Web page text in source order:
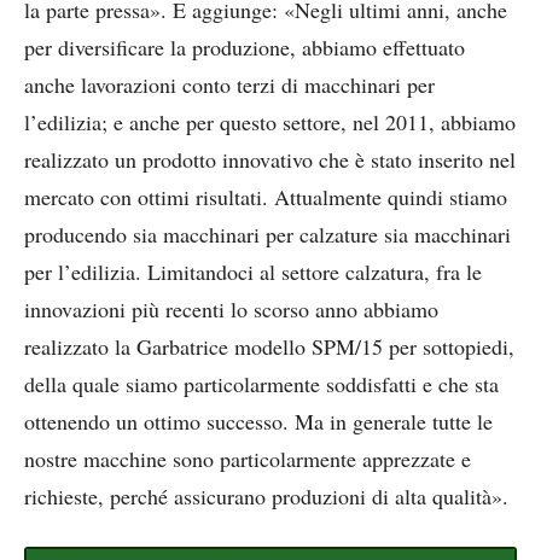
la parte pressa». E aggiunge: «Negli ultimi anni, anche
per diversificare la produzione, abbiamo effettuato
anche lavorazioni conto terzi di macchinari per
l’edilizia; e anche per questo settore, nel 2011, abbiamo
realizzato un prodotto innovativo che è stato inserito nel
mercato con ottimi risultati. Attualmente quindi stiamo
producendo sia macchinari per calzature sia macchinari
per l’edilizia. Limitandoci al settore calzatura, fra le
innovazioni più recenti lo scorso anno abbiamo
realizzato la Garbatrice modello SPM/15 per sottopiedi,
della quale siamo particolarmente soddisfatti e che sta
ottenendo un ottimo successo. Ma in generale tutte le
nostre macchine sono particolarmente apprezzate e
richieste, perché assicurano produzioni di alta qualità».